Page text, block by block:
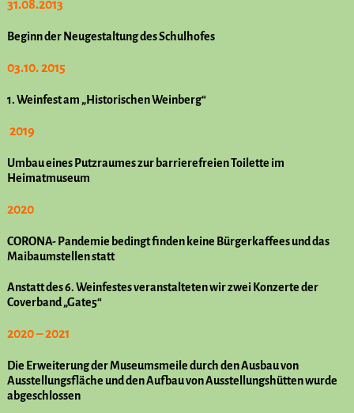
31.08.2013
Beginn der Neugestaltung des Schulhofes
03.10. 2015
1. Weinfest am „Historischen Weinberg“
2019
Umbau eines Putzraumes zur barrierefreien Toilette im
Heimatmuseum
2020
CORONA- Pandemie bedingt finden keine Bürgerkaffees und das
Maibaumstellen statt
Anstatt des 6. Weinfestes veranstalteten wir zwei Konzerte der
Coverband „Gate5“
2020 – 2021
Die Erweiterung der Museumsmeile durch den Ausbau von
Ausstellungsfläche und den Aufbau von Ausstellungshütten wurde
abgeschlossen